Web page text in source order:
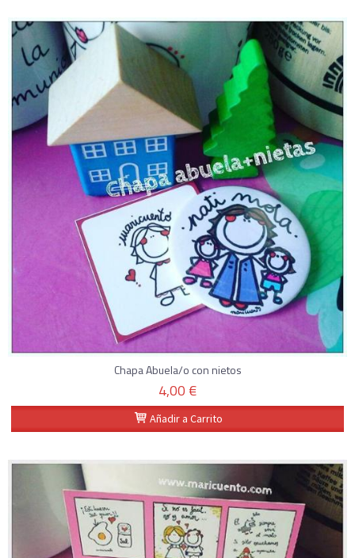
Chapa Abuela/o con nietos
4,00 €
Añadir a Carrito